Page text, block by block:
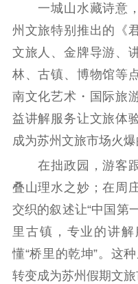
思想政治教育 爱
红色
电影创作
一城山水藏诗意，
州文旅特别推出的《
文旅人、金牌导游、
林、古镇、博物馆等
南文化艺术・国际旅
益讲解服务让文旅体
成为苏州文旅市场火爆
在拙政园，游客跟
叠山理水之妙；在周
交织的叙述让“中国第
里古镇，专业的讲
懂“桥里的乾坤”。这
转变成为苏州假期文旅